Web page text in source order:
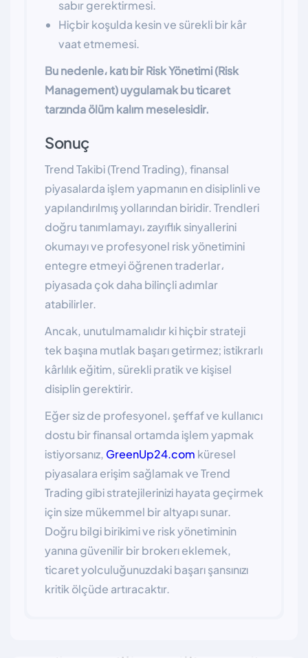
sabır gerektirmesi.
Hiçbir koşulda kesin ve sürekli bir kâr
vaat etmemesi.
Bu nedenle، katı bir Risk Yönetimi (Risk
Management) uygulamak bu ticaret
tarzında ölüm kalım meselesidir.
Sonuç
Trend Takibi (Trend Trading), finansal
piyasalarda işlem yapmanın en disiplinli ve
yapılandırılmış yollarından biridir. Trendleri
doğru tanımlamayı، zayıflık sinyallerini
okumayı ve profesyonel risk yönetimini
entegre etmeyi öğrenen traderlar،
piyasada çok daha bilinçli adımlar
atabilirler.
Ancak, unutulmamalıdır ki hiçbir strateji
tek başına mutlak başarı getirmez; istikrarlı
kârlılık eğitim, sürekli pratik ve kişisel
disiplin gerektirir.
Eğer siz de profesyonel، şeffaf ve kullanıcı
dostu bir finansal ortamda işlem yapmak
istiyorsanız, GreenUp24.com küresel
piyasalara erişim sağlamak ve Trend
Trading gibi stratejilerinizi hayata geçirmek
için size mükemmel bir altyapı sunar.
Doğru bilgi birikimi ve risk yönetiminin
yanına güvenilir bir brokerı eklemek,
ticaret yolculuğunuzdaki başarı şansınızı
kritik ölçüde artıracaktır.